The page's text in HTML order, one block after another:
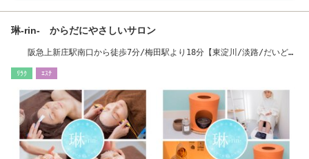
琳-rin- からだにやさしいサロン
阪急上新庄駅南口から徒歩7分/梅田駅より18分【東淀川/淡路/だいど
ﾘﾗｸ ｴｽﾃ